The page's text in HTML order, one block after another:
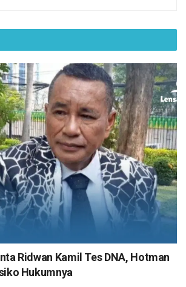
Ridwan Kamil Tes DNA, Hotman
Hukumnya